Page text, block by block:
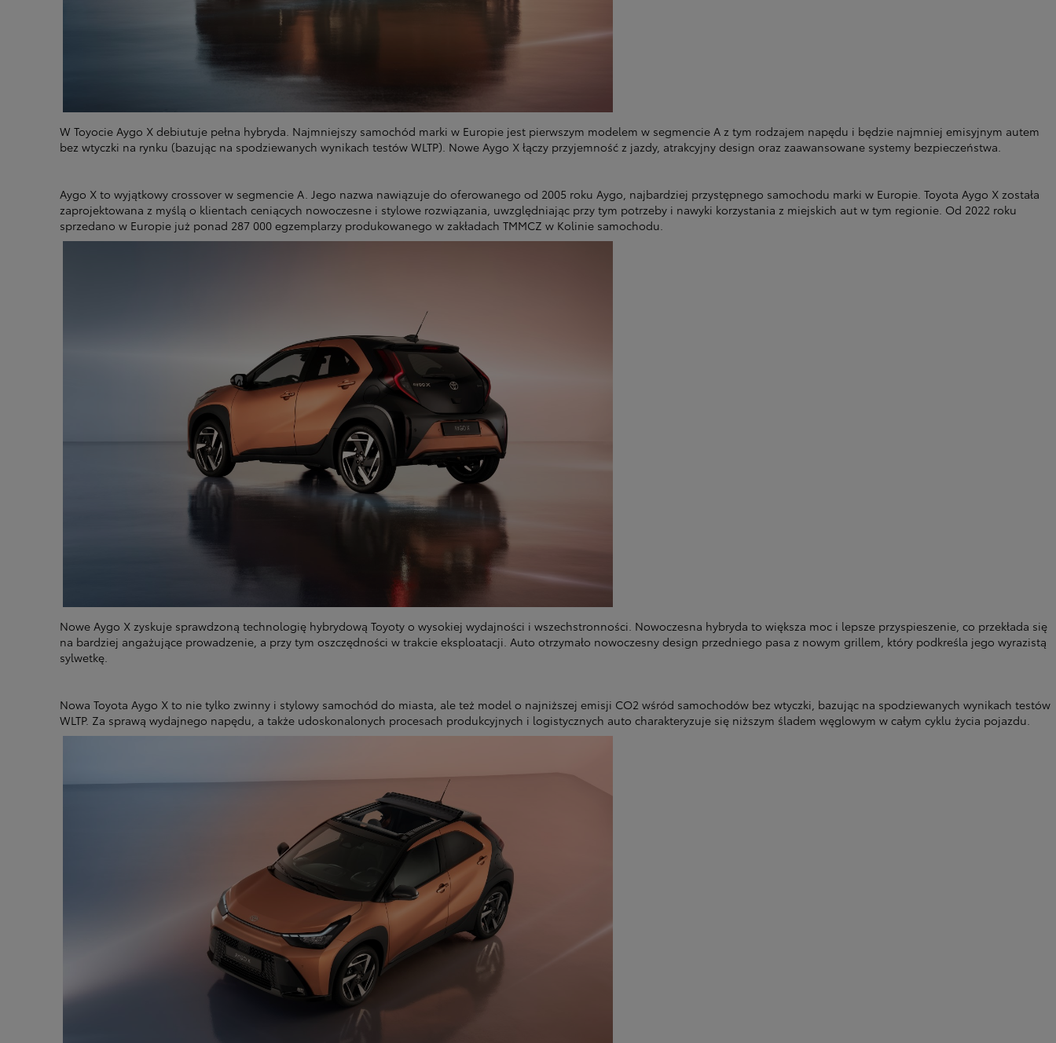
W Toyocie Aygo X debiutuje pełna hybryda. Najmniejszy samochód marki w Europie jest pierwszym modelem w segmencie A z tym rodzajem napędu i będzie najmniej emisyjnym autem
bez wtyczki na rynku (bazując na spodziewanych wynikach testów WLTP). Nowe Aygo X łączy przyjemność z jazdy, atrakcyjny design oraz zaawansowane systemy bezpieczeństwa.
Aygo X to wyjątkowy crossover w segmencie A. Jego nazwa nawiązuje do oferowanego od 2005 roku Aygo, najbardziej przystępnego samochodu marki w Europie. Toyota Aygo X została
zaprojektowana z myślą o klientach ceniących nowoczesne i stylowe rozwiązania, uwzględniając przy tym potrzeby i nawyki korzystania z miejskich aut w tym regionie. Od 2022 roku
sprzedano w Europie już ponad 287 000 egzemplarzy produkowanego w zakładach TMMCZ w Kolinie samochodu.
Nowe Aygo X zyskuje sprawdzoną technologię hybrydową Toyoty o wysokiej wydajności i wszechstronności. Nowoczesna hybryda to większa moc i lepsze przyspieszenie, co przekłada się
na bardziej angażujące prowadzenie, a przy tym oszczędności w trakcie eksploatacji. Auto otrzymało nowoczesny design przedniego pasa z nowym grillem, który podkreśla jego wyrazistą
sylwetkę.
Nowa Toyota Aygo X to nie tylko zwinny i stylowy samochód do miasta, ale też model o najniższej emisji CO2 wśród samochodów bez wtyczki, bazując na spodziewanych wynikach testów
WLTP. Za sprawą wydajnego napędu, a także udoskonalonych procesach produkcyjnych i logistycznych auto charakteryzuje się niższym śladem węglowym w całym cyklu życia pojazdu.